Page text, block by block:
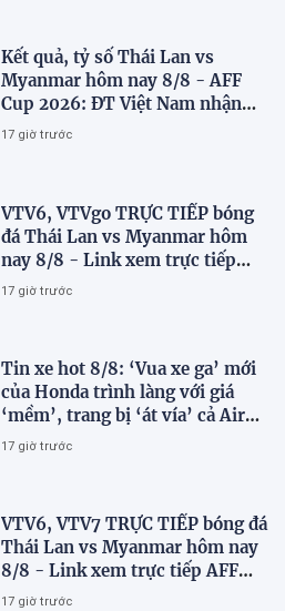
Kết quả, tỷ số Thái Lan vs
Myanmar hôm nay 8/8 - AFF
Cup 2026: ĐT Việt Nam nhận
tin vui
17 giờ trước
VTV6, VTVgo TRỰC TIẾP bóng
đá Thái Lan vs Myanmar hôm
nay 8/8 - Link xem trực tiếp
AFF Cup 2026 mới nhất
17 giờ trước
Tin xe hot 8/8: ‘Vua xe ga’ mới
của Honda trình làng với giá
‘mềm’, trang bị ‘át vía’ cả Air
Blade và SH
17 giờ trước
VTV6, VTV7 TRỰC TIẾP bóng đá
Thái Lan vs Myanmar hôm nay
8/8 - Link xem trực tiếp AFF
Cup 2026 mới nhất
17 giờ trước